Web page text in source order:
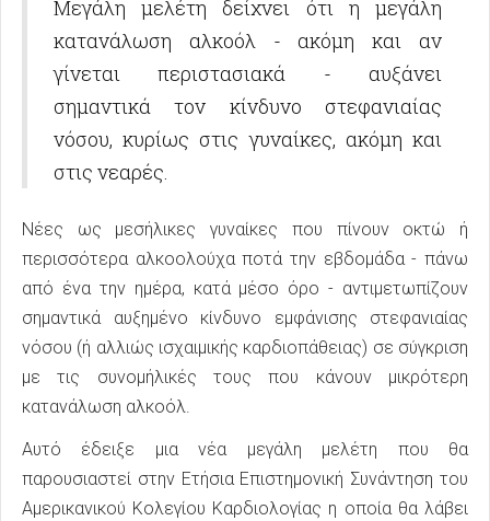
Μεγάλη μελέτη δείχνει ότι η μεγάλη
κατανάλωση αλκοόλ - ακόμη και αν
γίνεται περιστασιακά - αυξάνει
σημαντικά τον κίνδυνο στεφανιαίας
νόσου, κυρίως στις γυναίκες, ακόμη και
στις νεαρές.
Νέες ως μεσήλικες γυναίκες που πίνουν οκτώ ή
περισσότερα αλκοολούχα ποτά την εβδομάδα - πάνω
από ένα την ημέρα, κατά μέσο όρο - αντιμετωπίζουν
σημαντικά αυξημένο κίνδυνο εμφάνισης στεφανιαίας
νόσου (ή αλλιώς ισχαιμικής καρδιοπάθειας) σε σύγκριση
με τις συνομήλικές τους που κάνουν μικρότερη
κατανάλωση αλκοόλ.
Αυτό έδειξε μια νέα μεγάλη μελέτη που θα
παρουσιαστεί στην Ετήσια Επιστημονική Συνάντηση του
Αμερικανικού Κολεγίου Καρδιολογίας η οποία θα λάβει